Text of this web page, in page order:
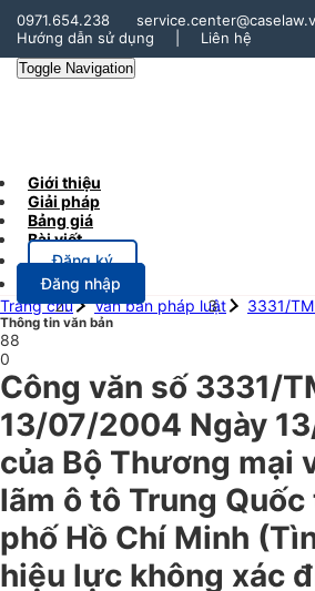
0971.654.238
Hướng dẫn sử dụng
Liên hệ
Toggle Navigation
Giới thiệu
Giải pháp
Bảng giá
Bài viết
Đăng ký
Đăng nhập
Trang chủ
Văn bản pháp luật 3331/
Thông tin văn bản
88
0
Công văn số 3331/
13/07/2004 Ngày
của Bộ Thương mại
lãm ô tô Trung
phố Hồ Chí Minh
hiệu lực không xác